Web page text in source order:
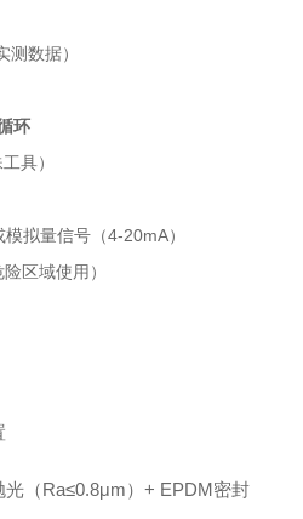
测数据）
环
具）
拟量信号（4-20mA）
区域使用）
光（Ra≤0.8μm）+ EPDM密封